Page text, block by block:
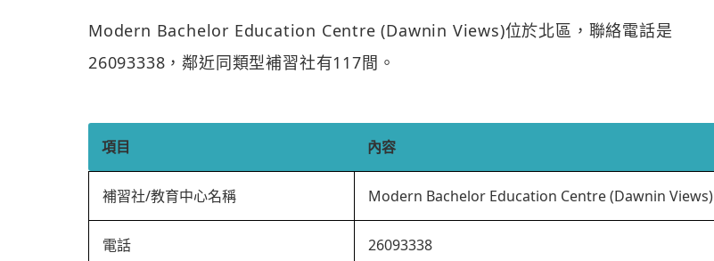
Modern Bachelor Education Centre (Dawnin Views)位於北區，聯絡電話是
26093338，鄰近同類型補習社有117間。
項目 內容
補習社/教育中心名稱 Modern Bachelor Education Centre (Dawnin Views)
電話 26093338